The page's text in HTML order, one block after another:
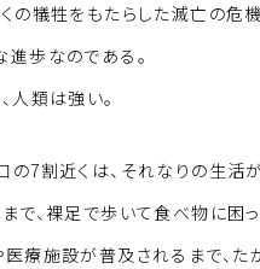
くの犠牲をもたらした滅亡の
歩なのである。
人類は強い。
7割近くは、それなりの生活
で、裸足で歩いて食べ物に困
医療施設が普及されるまで、